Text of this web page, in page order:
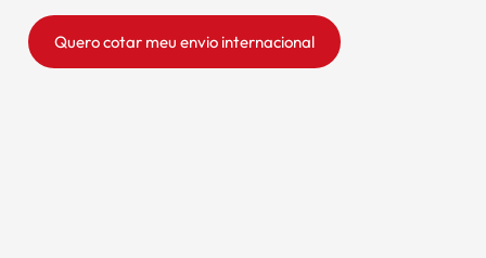
Quero cotar meu envio internacional